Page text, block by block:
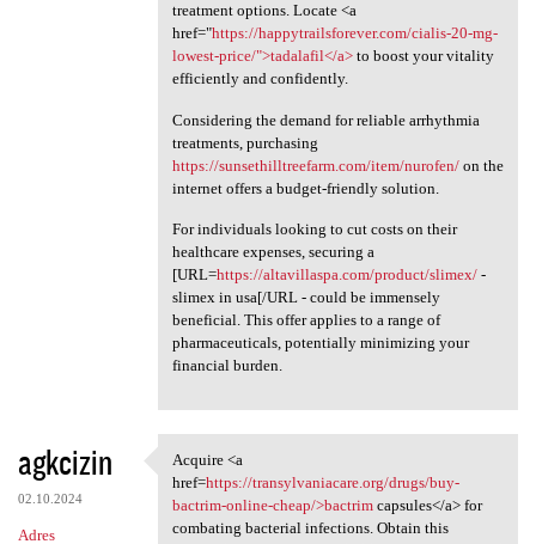
treatment options. Locate <a
href="https://happytrailsforever.com/cialis-20-mg-
lowest-price/">tadalafil</a>to boost your vitality
efficiently and confidently.
Considering the demand for reliable arrhythmia
treatments, purchasing
https://sunsethilltreefarm.com/item/nurofen/on the
internet offers a budget-friendly solution.
For individuals looking to cut costs on their
healthcare expenses, securing a
[URL=https://altavillaspa.com/product/slimex/-
slimex in usa[/URL - could be immensely
beneficial. This offer applies to a range of
pharmaceuticals, potentially minimizing your
financial burden.
agkcizin
02.10.2024
Adres
Acquire <a href=https:/
Acquire <a
href=https://transylvaniacare.org/drugs/buy-
bactrim-online-cheap/>bactrimcapsules</a> for
combating bacterial infections. Obtain this